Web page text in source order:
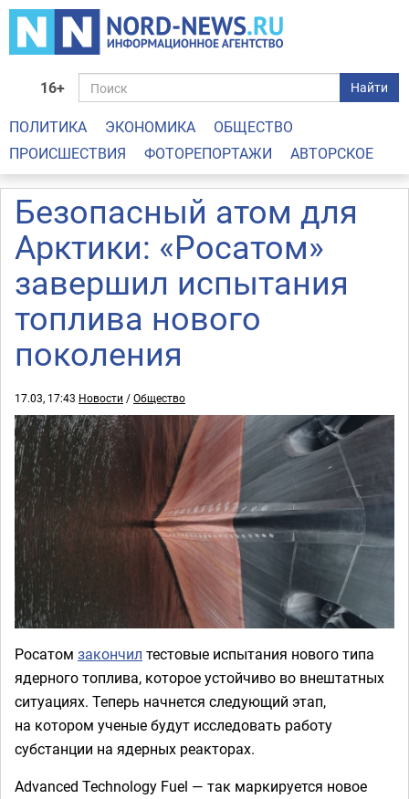
16+ Найти
ПОЛИТИКА ЭКОНОМИКА
ОБЩЕСТВО
ПРОИСШЕСТВИЯ
ФОТОРЕПОРТАЖИ АВТОРСКОЕ
Безопасный атом для
Арктики: «Росатом»
завершил испытания
топлива нового
поколения
17.03, 17:43 Новости /Общество
Росатом закончил тестовые испытания нового типа
ядерного топлива, которое устойчиво во внештатных
ситуациях. Теперь начнется следующий этап,
на котором ученые будут исследовать работу
субстанции на ядерных реакторах.
Advanced Technology Fuel — так маркируется новое